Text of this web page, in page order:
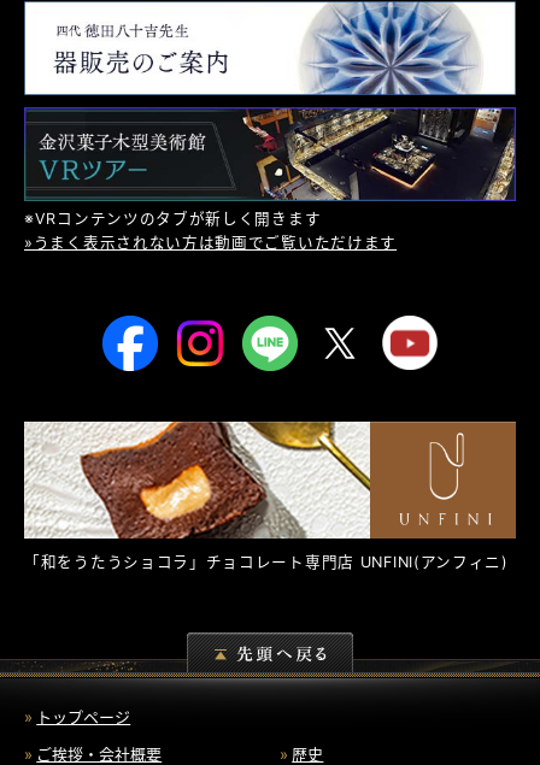
※VRコンテンツのタブが新しく開きます
»うまく表示されない方は動画でご覧いただけます
「和をうたうショコラ」チョコレート専門店 UNFINI(アンフィニ)
トップページ
ご挨拶・会社概要
歴史